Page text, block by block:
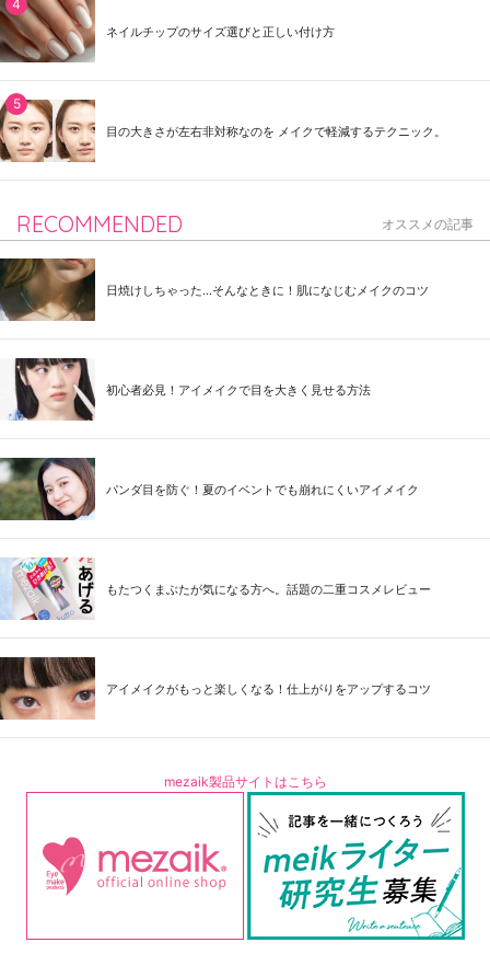
ネイルチップのサイズ選びと正しい付け方
目の大きさが左右非対称なのを メイクで軽減するテクニック。
RECOMMENDED オススメの記事
日焼けしちゃった...そんなときに！肌になじむメイクのコツ
初心者必見！アイメイクで目を大きく見せる方法
パンダ目を防ぐ！夏のイベントでも崩れにくいアイメイク
もたつくまぶたが気になる方へ。話題の二重コスメレビュー
アイメイクがもっと楽しくなる！仕上がりをアップするコツ
mezaik製品サイトはこちら